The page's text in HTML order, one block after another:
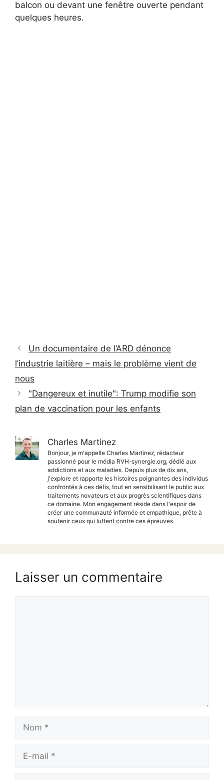
balcon ou devant une fenêtre ouverte pendant
quelques heures.
Un documentaire de l’ARD dénonce
l’industrie laitière – mais le problème vient de
nous
"Dangereux et inutile": Trump modifie son
plan de vaccination pour les enfants
Charles Martinez
Bonjour, je m'appelle Charles Martinez, rédacteur
passionné pour le média RVH-synergie.org, dédié aux
addictions et aux maladies. Depuis plus de dix ans,
j'explore et rapporte les histoires poignantes des individus
confrontés à ces défis, tout en sensibilisant le public aux
traitements novateurs et aux progrès scientifiques dans
ce domaine. Mon engagement réside dans l'espoir de
créer une communauté informée et empathique, prête à
soutenir ceux qui luttent contre ces épreuves.
Laisser un commentaire
mail